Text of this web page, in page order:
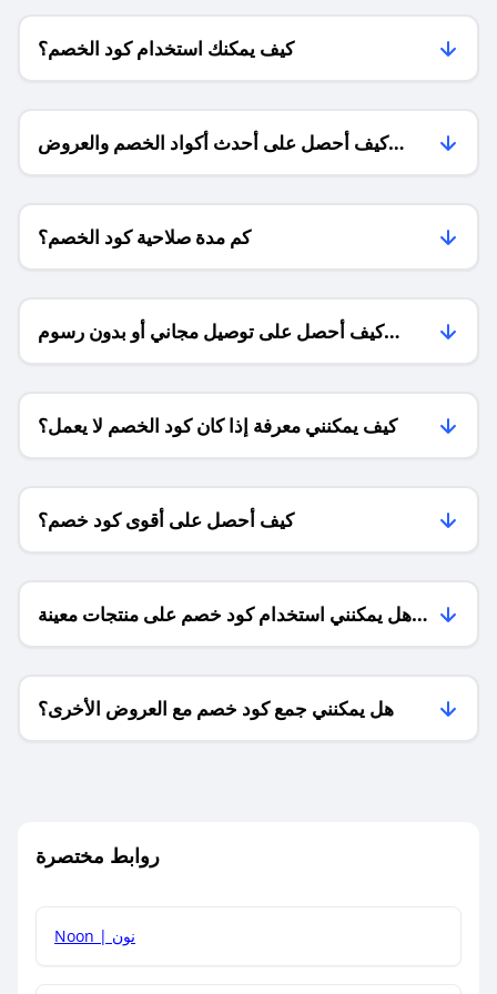
كيف يمكنك استخدام كود الخصم؟
كيف أحصل على أحدث أكواد الخصم والعروض
للمتاجر؟
كم مدة صلاحية كود الخصم؟
كيف أحصل على توصيل مجاني أو بدون رسوم
الشحن ؟
كيف يمكنني معرفة إذا كان كود الخصم لا يعمل؟
كيف أحصل على أقوى كود خصم؟
هل يمكنني استخدام كود خصم على منتجات معينة
فقط؟
هل يمكنني جمع كود خصم مع العروض الأخرى؟
روابط مختصرة
Noon | نون